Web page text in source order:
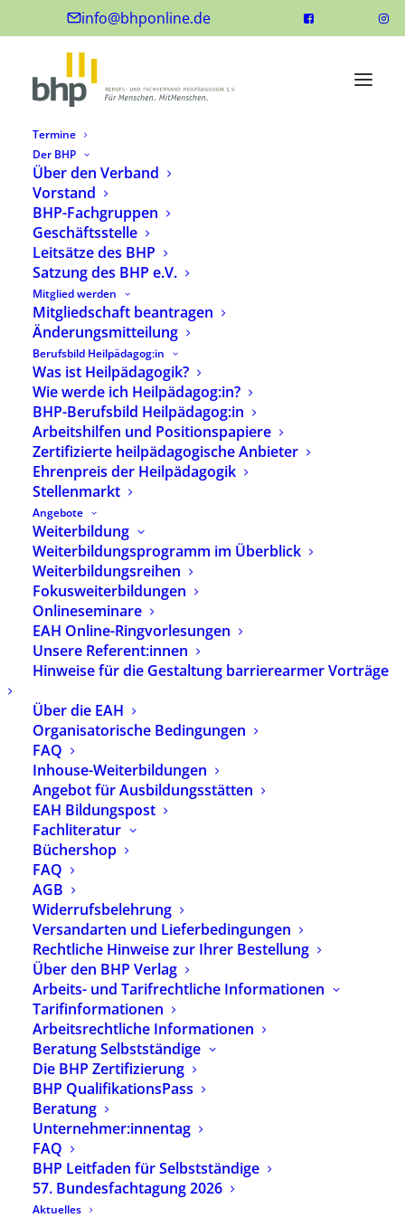
info@bhponline.de
Termine
Der BHP
Über den Verband
Vorstand
BHP-Fachgruppen
Geschäftsstelle
Leitsätze des BHP
Satzung des BHP e.V.
Mitglied werden
Mitgliedschaft beantragen
Änderungsmitteilung
Berufsbild Heilpädagog:in
Was ist Heilpädagogik?
Wie werde ich Heilpädagog:in?
BHP-Berufsbild Heilpädagog:in
Arbeitshilfen und Positionspapiere
Zertifizierte heilpädagogische Anbieter
Ehrenpreis der Heilpädagogik
Stellenmarkt
Angebote
Weiterbildung
Weiterbildungsprogramm im Überblick
Weiterbildungsreihen
Fokusweiterbildungen
Onlineseminare
EAH Online-Ringvorlesungen
Unsere Referent:innen
Hinweise für die Gestaltung barrierearmer Vorträge
Über die EAH
Organisatorische Bedingungen
FAQ
Inhouse-Weiterbildungen
Angebot für Ausbildungsstätten
EAH Bildungspost
Fachliteratur
Büchershop
FAQ
AGB
Widerrufsbelehrung
Versandarten und Lieferbedingungen
Rechtliche Hinweise zur Ihrer Bestellung
Über den BHP Verlag
Arbeits- und Tarifrechtliche Informationen
Tarifinformationen
Arbeitsrechtliche Informationen
Beratung Selbstständige
Die BHP Zertifizierung
BHP QualifikationsPass
Beratung
Unternehmer:innentag
FAQ
BHP Leitfaden für Selbstständige
57. Bundesfachtagung 2026
Aktuelles
Verstehensorientierte
Diagnostik
13,00€
inkl. 7 % MwSt.
Autorin:
Christina Saroka entwickelt in dieser Publikation
eine verstehensorientierte Diagnostik für die
heilpädagogische Arbeit. Dabei wird der Klient nicht
einem Verfahren unterzogen, sondern in einen
gemeinsamen Prozess der Analyse seiner
individuellen Bedingungen einbezogen. Hierzu wird
Paul Moors Konzeption von Heilpädagogik als
Grundlage herangezogen.
Vorrätig
Artikelnummer
2539
Kategorien
Verlagsprogramm